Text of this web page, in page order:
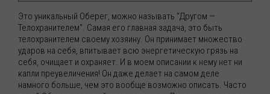
Это уникальный Оберег, можно называть "Другом —
Телохранителем". Самая его главная задача, это быть
телохранителем своему хозяину. Он принимает множество
ударов на себя, впитывает всю энергетическую грязь на
себя, очищает и охраняет. И в моем описании к нему нет ни
капли преувеличения! Он даже делает на самом деле
намного больше, чем это вообще возможно описать. Часто